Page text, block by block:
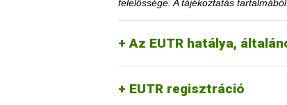
felelőssége. A tájékoztatás
Az EUTR hatálya,
EUTR regisztráció
A közzétételtől számított
igazolja, hogy a korlátozás